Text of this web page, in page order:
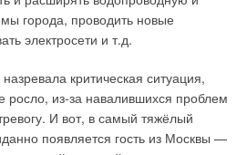
города, проводить новые
электросети и т.д.
критическая ситуация,
росло, из-за навалившихся проблем
И вот, в самый тяжёлый
появляется гость из Москвы —